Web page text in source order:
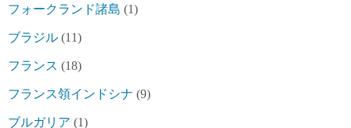
フォークランド諸島 (1)
ブラジル (11)
フランス (18)
フランス領インドシナ (9)
ブルガリア (1)